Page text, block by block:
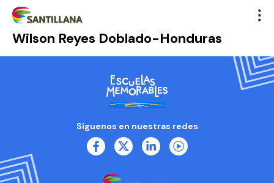
Wilson Reyes Doblado-Honduras
Síguenos en nuestras redes